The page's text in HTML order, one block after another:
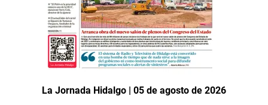
La Jornada Hidalgo | 05 de agosto de 2026